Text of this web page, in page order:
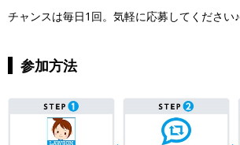
チャンスは毎日1回。気軽に応募してください♪
参加方法